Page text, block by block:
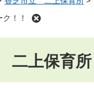
索
！！
二上保育所